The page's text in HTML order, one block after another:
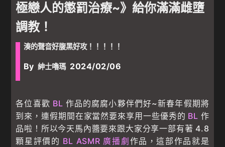
極戀人的懲罰治療~》給你滿滿雌墮
調教！
湊的聲音好腹黑好攻！！！！！
By 紳士嚕瑪 2024/02/06
各位喜歡 BL 作品的腐腐小夥伴們好~新春年假期將
到來，連假期間在家當然要來享用一些優秀的 BL 作
品啦！所以今天馬內醬要來跟大家分享一部有著 4.8
顆星評價的 BL ASMR 廣播劇 作品，這部作品就是